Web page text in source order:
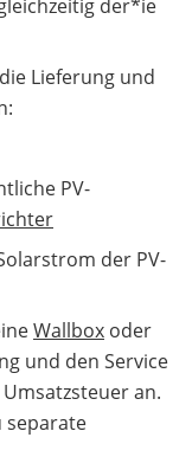
der*ie
Lieferung und
PV-
der PV-
Wallbox oder
und den Service
an.
separate